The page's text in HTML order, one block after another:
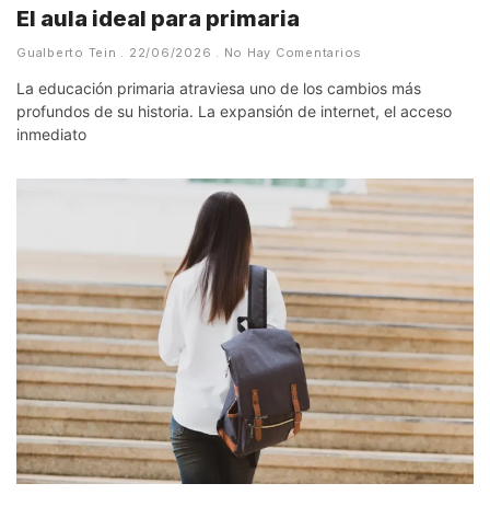
El aula ideal para primaria
Gualberto Tein 22/06/2026 No Hay Comentarios
La educación primaria atraviesa uno de los cambios más
profundos de su historia. La expansión de internet, el acceso
inmediato